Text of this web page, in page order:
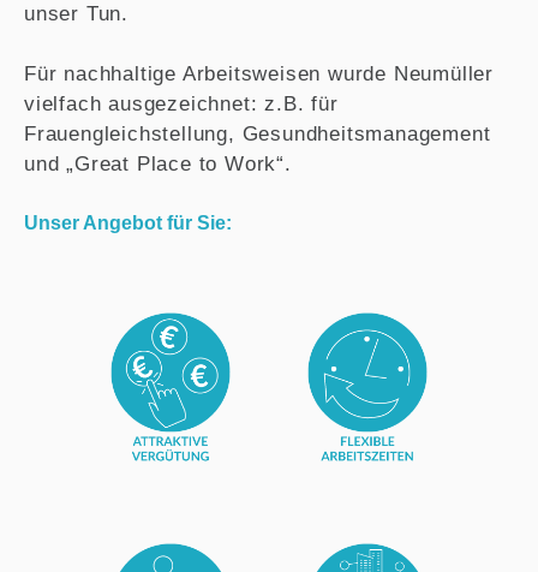
unser Tun.
Für nachhaltige Arbeitsweisen wurde Neumüller
vielfach ausgezeichnet: z.B. für
Frauengleichstellung, Gesundheitsmanagement
und „Great Place to Work“.
Unser Angebot für Sie: